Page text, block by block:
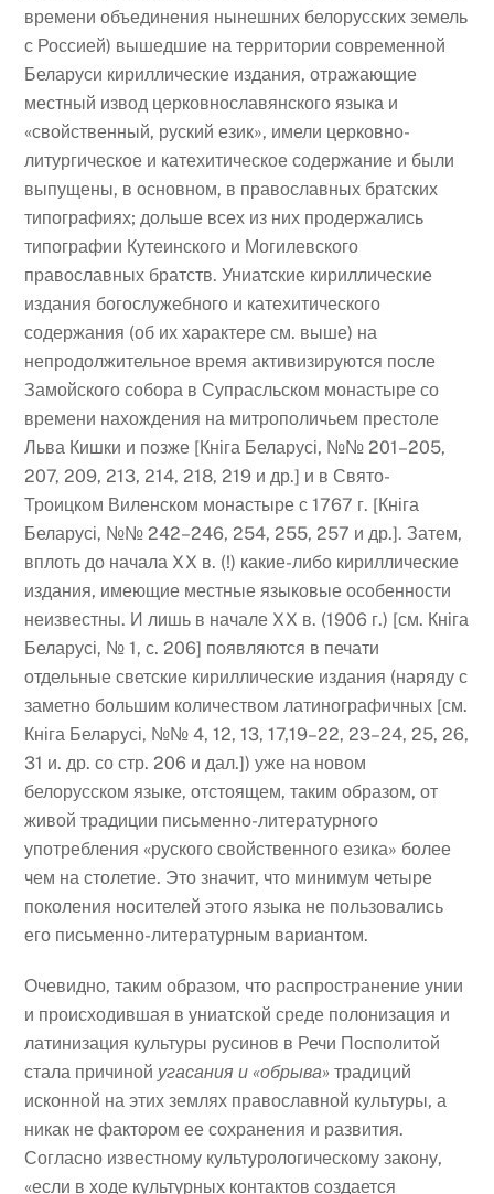
времени объединения нынешних белорусских земель
с Россией) вышедшие на территории современной
Беларуси кириллические издания, отражающие
местный извод церковнославянского языка и
«свойственный, руский език», имели церковно-
литургическое и катехитическое содержание и были
выпущены, в основном, в православных братских
типографиях; дольше всех из них продержались
типографии Кутеинского и Могилевского
православных братств. Униатские кириллические
издания богослужебного и катехитического
содержания (об их характере см. выше) на
непродолжительное время активизируются после
Замойского собора в Супрасльском монастыре со
времени нахождения на митрополичьем престоле
Льва Кишки и позже [Кніга Беларусі, №№ 201–205,
207, 209, 213, 214, 218, 219 и др.] и в Свято-
Троицком Виленском монастыре с 1767 г. [Кніга
Беларусі, №№ 242–246, 254, 255, 257 и др.]. Затем,
вплоть до начала XX в. (!) какие-либо кириллические
издания, имеющие местные языковые особенности
неизвестны. И лишь в начале XX в. (1906 г.) [см. Кніга
Беларусі, № 1, с. 206] появляются в печати
отдельные светские кириллические издания (наряду с
заметно большим количеством латинографичных [см.
Кніга Беларусі, №№ 4, 12, 13, 17,19–22, 23–24, 25, 26,
31 и. др. со стр. 206 и дал.]) уже на новом
белорусском языке, отстоящем, таким образом, от
живой традиции письменно-литературного
употребления «руского свойственного езика» более
чем на столетие. Это значит, что минимум четыре
поколения носителей этого языка не пользовались
его письменно-литературным вариантом.
Очевидно, таким образом, что распространение унии
и происходившая в униатской среде полонизация и
латинизация культуры русинов в Речи Посполитой
стала причиной угасания и «обрыва»традиций
исконной на этих землях православной культуры, а
никак не фактором ее сохранения и развития.
Согласно известному культурологическому закону,
«если в ходе культурных контактов создается